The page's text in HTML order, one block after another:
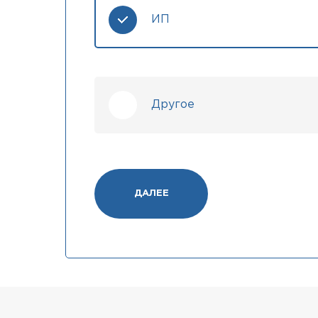
ИП
Другое
ДАЛЕЕ